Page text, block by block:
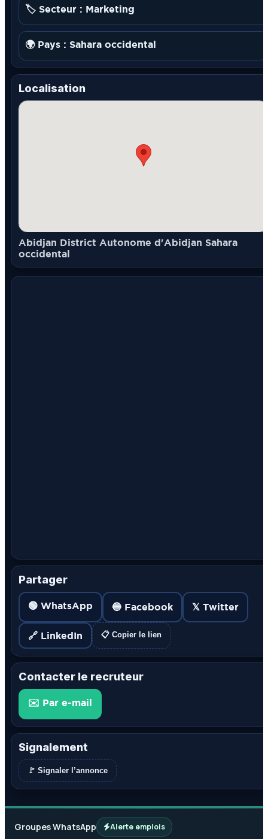
🏷️ Secteur : Marketing
🌍 Pays : Sahara occidental
Localisation
Abidjan District Autonome d'Abidjan Sahara
occidental
Partager
🟢 WhatsApp 🔵 Facebook 𝕏 Twitter
🔗 LinkedIn 📋 Copier le lien
Contacter le recruteur
✉️ Par e-mail
Signalement
🚩 Signaler l’annonce
Groupes WhatsApp Alerte emplois